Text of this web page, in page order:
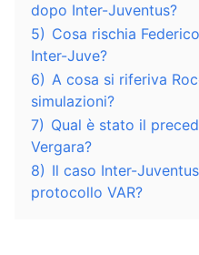
dopo Inter-Juventus?
5) Cosa rischia
Inter-Juve?
6) A cosa si riferiva
simulazioni?
7) Qual è stato il
Vergara?
8) Il caso Inter-
protocollo VAR?